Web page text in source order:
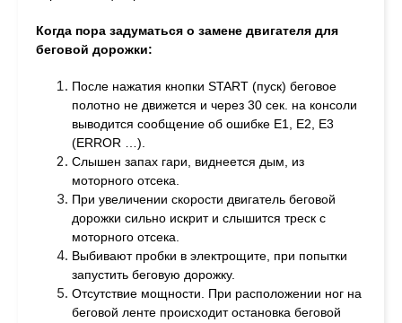
Когда пора задуматься о замене двигателя для
беговой дорожки:
После нажатия кнопки START (пуск) беговое
полотно не движется и через 30 сек. на консоли
выводится сообщение об ошибке E1, E2, E3
(ERROR …).
Слышен запах гари, виднеется дым, из
моторного отсека.
При увеличении скорости двигатель беговой
дорожки сильно искрит и слышится треск с
моторного отсека.
Выбивают пробки в электрощите, при попытки
запустить беговую дорожку.
Отсутствие мощности. При расположении ног на
беговой ленте происходит остановка беговой